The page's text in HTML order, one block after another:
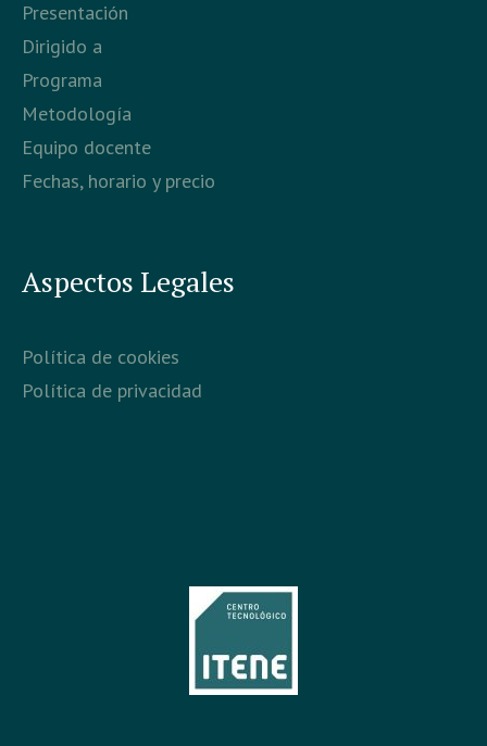
Presentación
Dirigido a
Programa
Metodología
Equipo docente
Fechas, horario y precio
Aspectos Legales
Política de cookies
Política de privacidad